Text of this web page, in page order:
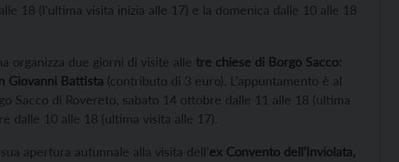
18 (l’ultima visita inizia alle 17) e la domenica dalle 10 alle 18
organizza due giorni di visite alle tre chiese di Borgo Sacco:
Giovanni Battista (contributo di 3 euro). L’appuntamento è al
Sacco di Rovereto, sabato 14 ottobre dalle 11 alle 18 (ultima
dalle 10 alle 18 (ultima visita alle 17).
apertura autunnale alla visita dell’ex Convento dell’Inviolata,